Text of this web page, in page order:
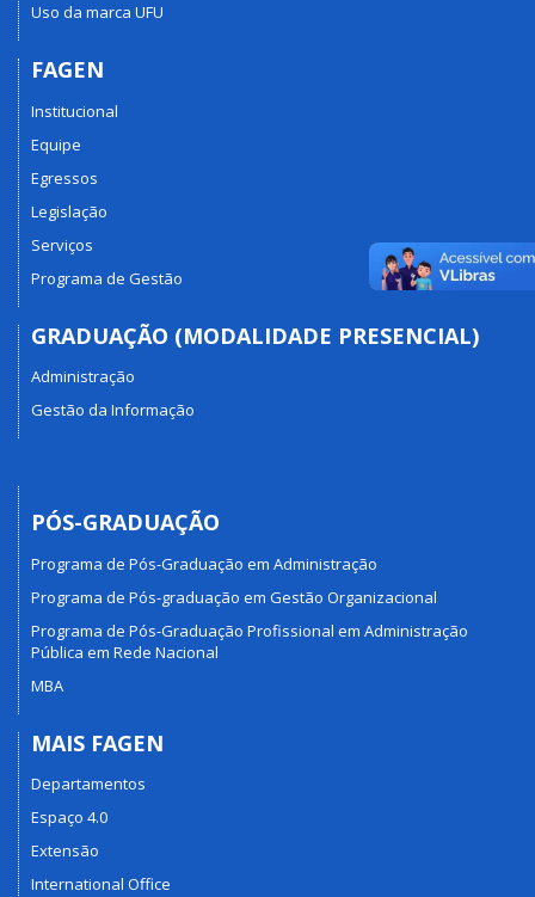
Uso da marca UFU
FAGEN
Institucional
Equipe
Egressos
Legislação
Serviços
Programa de Gestão
GRADUAÇÃO (MODALIDADE PRESENCIAL)
Administração
Gestão da Informação
PÓS-GRADUAÇÃO
Programa de Pós-Graduação em Administração
Programa de Pós-graduação em Gestão Organizacional
Programa de Pós-Graduação Profissional em Administração
Pública em Rede Nacional
MBA
MAIS FAGEN
Departamentos
Espaço 4.0
Extensão
International Office